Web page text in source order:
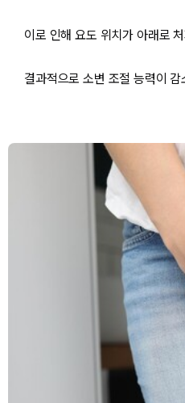
이로 인해 요도 위치가 아래로
결과적으로 소변 조절 능력이 감